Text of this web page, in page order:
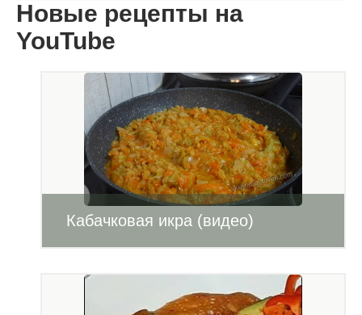
Новые рецепты на
YouTube
Кабачковая икра (видео)